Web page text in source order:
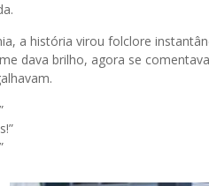
a história virou folclore
dava brilho, agora se